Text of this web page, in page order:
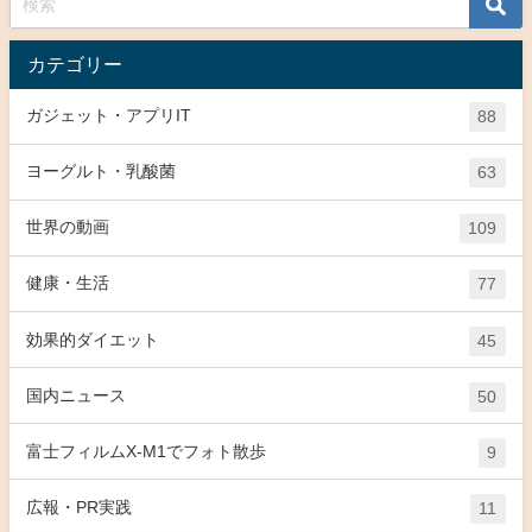
カテゴリー
ガジェット・アプリIT 88
ヨーグルト・乳酸菌 63
世界の動画 109
健康・生活 77
効果的ダイエット 45
国内ニュース 50
富士フィルムX-M1でフォト散歩 9
広報・PR実践 11